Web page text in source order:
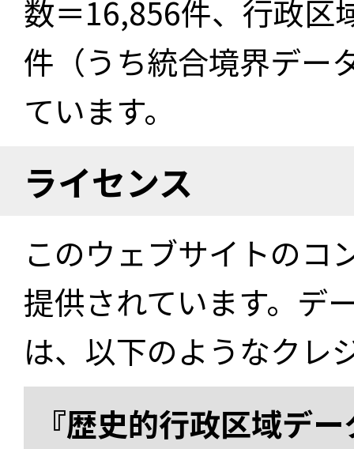
数＝16,856件、行政区
件（うち統合境界デー
ています。
ライセンス
このウェブサイトのコ
提供されています。デ
は、以下のようなクレ
『歴史的行政区域デ